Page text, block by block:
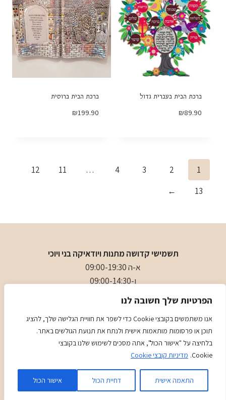
הפרטיות שלך חשובה לנו
אנו משתמשים בקובצי Cookie כדי לשפר את חוויית הגלישה שלך, להציג
תוכן או פרסומות מותאמות אישית ולנתח את תנועת הגולשים באתר.
בלחיצה על "אישור הכול", אתה מסכים לשימוש שלנו בקובצי
Cookie. מדיניות קובצי Cookie
התאמה אישית דחיית הכול אישור הכול
ברכת הבית בעברית גדול
₪89.90
ברכת הבית ברוסית
₪199.90
1
2
3
4
…
11
12
13
←
תשמישי קדושה מתנות ויודאיקה בני ויוכי
א-ה 09:00-19:30
ו-09:00-14:30
- 0509501282
: כיכר המייסדים 4 ראשון לציון (ליד הבית כנסת הגדול)
מדיניות מדיניות COOKIES
© 2026 Judaica Gifts - WordPress Theme by
Kadence
WP